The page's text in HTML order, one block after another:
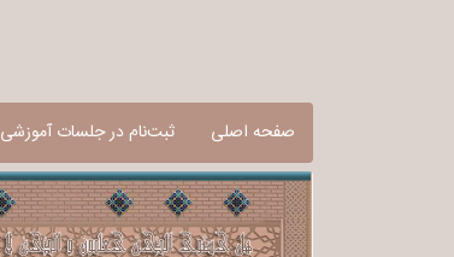
صفحه اصلی ثبت‌نام در جلسات آموزشی